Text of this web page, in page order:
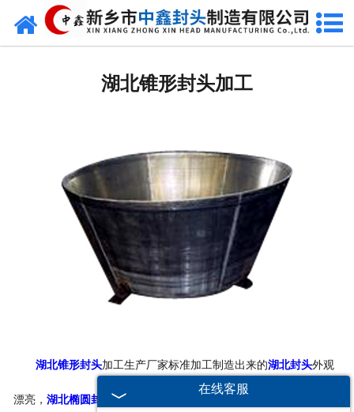
网站首页
湖北球形封头
湖北椎体封头
湖北库存类
湖北热压模具
湖北锥形封头加工
湖北锥形封头加工生产厂家标准加工制造出来的湖北封头外观
漂亮， 湖北椭圆封头 内部结构稳定性高，可以耐多种化学介质的侵
在线客服